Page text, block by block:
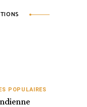
POPULAIRES